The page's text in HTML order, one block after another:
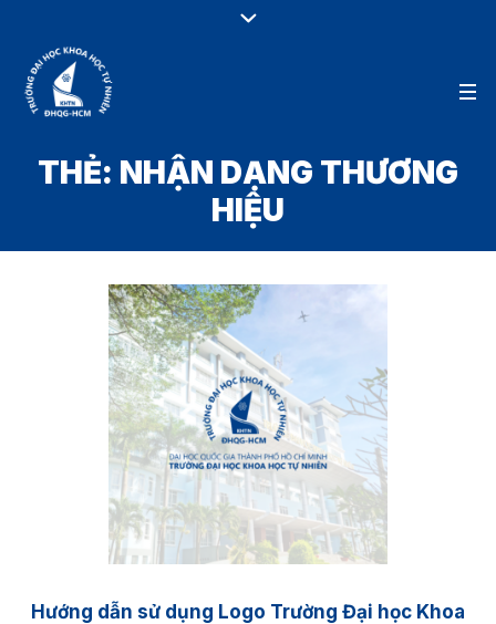
THẺ: NHẬN DẠNG THƯƠNG
HIỆU
Hướng dẫn sử dụng Logo Trường Đại học Khoa